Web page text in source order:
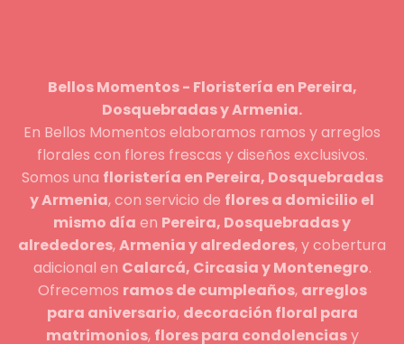
Bellos Momentos - Floristería en Pereira,
Dosquebradas y Armenia.
En Bellos Momentos elaboramos ramos y arreglos
florales con flores frescas y diseños exclusivos.
Somos una floristería en Pereira, Dosquebradas
y Armenia, con servicio de flores a domicilio el
mismo día en Pereira, Dosquebradas y
alrededores,Armenia y alrededores, y cobertura
adicional en Calarcá, Circasia y Montenegro.
Ofrecemos ramos de cumpleaños, arreglos
para aniversario, decoración floral para
matrimonios, flores para condolenciasy